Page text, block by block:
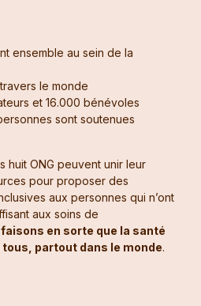
ensemble au sein de la
le monde
et 16.000 bénévoles
sont soutenues
huit ONG peuvent unir leur
pour proposer des
aux personnes qui n’ont
aux soins de
en sorte que la santé
partout dans le monde.